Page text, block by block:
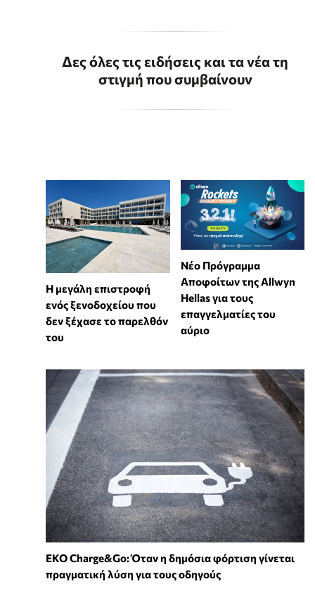
Δες όλες τις ειδήσεις και τα νέα τη
στιγμή που συμβαίνουν
Η μεγάλη επιστροφή
ενός ξενοδοχείου που
δεν ξέχασε το παρελθόν
του
Νέο Πρόγραμμα
Αποφοίτων της Allwyn
Hellas για τους
επαγγελματίες του
αύριο
EKO Charge&Go: Όταν η δημόσια φόρτιση γίνεται
πραγματική λύση για τους οδηγούς